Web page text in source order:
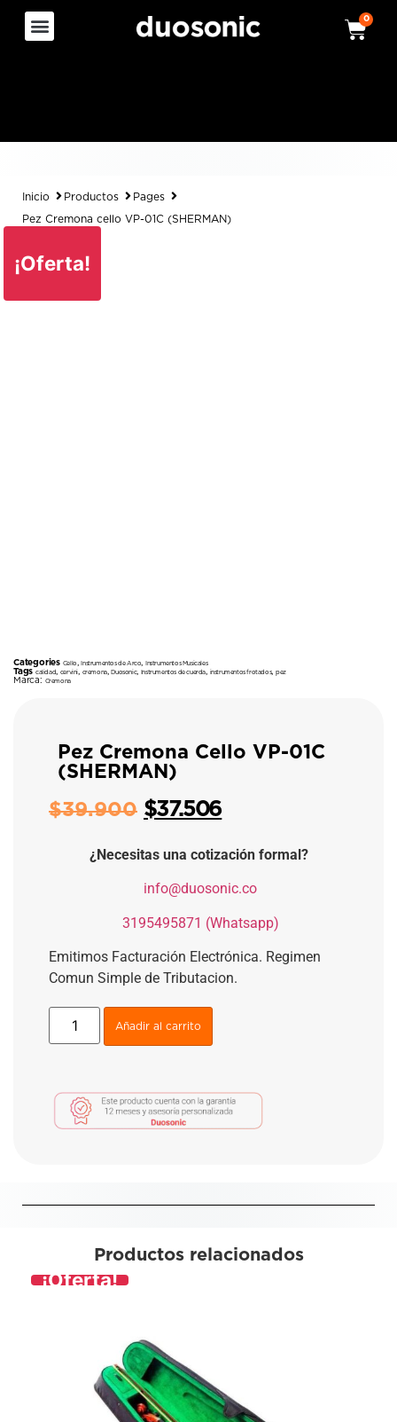
0
Inicio Productos Pages
Pez Cremona cello VP-01C (SHERMAN)
¡Oferta!
Categories Cello ,Instrumentos de Arco ,Instrumentos Musicales
Tags calidad cervini cremona,Duosonic, Instrumentos de cuerda instrumentos frotados, pez
Marca: Cremona
Pez Cremona Cello VP-01C
(SHERMAN)
$39.900 $37.506
¿Necesitas una cotización formal?
info@duosonic.co
3195495871 (Whatsapp)
Emitimos Facturación Electrónica. Regimen
Comun Simple de Tributacion.
Añadir al carrito
Productos relacionados
¡Oferta!